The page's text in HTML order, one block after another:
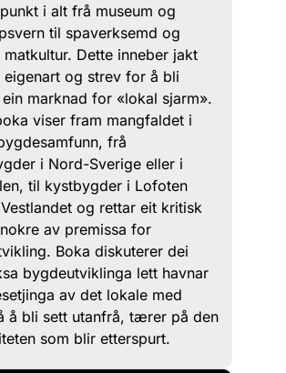
i alt frå museum og
til spaverksemd og
matkultur. Dette inneber jakt
eigenart og strev for å bli
marknad for «lokal sjarm».
viser fram mangfaldet i
frå
i Nord-Sverige eller i
til kystbygder i Lofoten
og rettar eit kritisk
av premissa for
Boka diskuterer dei
bygdeutviklinga lett havnar
av det lokale med
å bli sett utanfrå, tærer på den
som blir etterspurt.